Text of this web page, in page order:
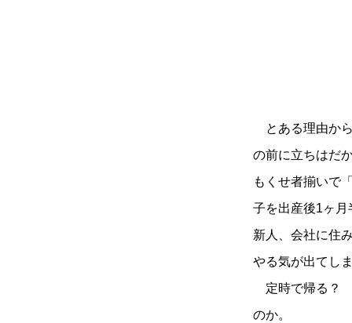
とある理由から
の前に立ちはだ
もくせ者揃いで
子を出産後1ヶ
新人、会社に住
やる気が出てし
定時で帰る？
のか。